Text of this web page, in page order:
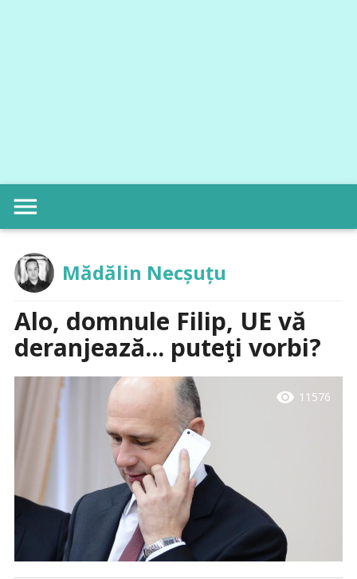
menu
Mădălin Necșuțu
Alo, domnule Filip, UE vă
deranjează... puteţi vorbi?
visibility 11576